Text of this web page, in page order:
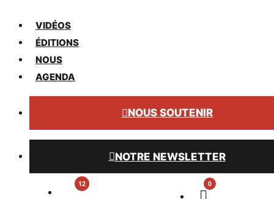
VIDÉOS
ÉDITIONS
NOUS
AGENDA
NOUS SOUTENIR
NOTRE NEWSLETTER
0